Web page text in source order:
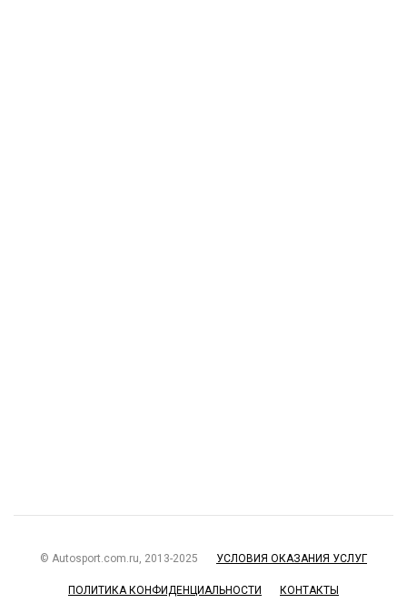
© Autosport.com.ru, 2013-2025 УСЛОВИЯ ОКАЗАНИЯ УСЛУГ
ПОЛИТИКА КОНФИДЕНЦИАЛЬНОСТИ КОНТАКТЫ